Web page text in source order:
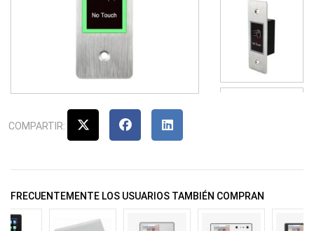
COMPARTIR:
FRECUENTEMENTE LOS USUARIOS TAMBIÉN COMPRAN